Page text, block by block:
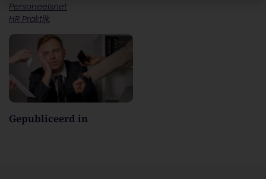
Personeelsnet
HR Praktijk
Gepubliceerd in